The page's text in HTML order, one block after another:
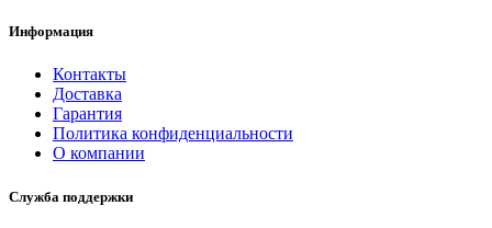
Информация
Контакты
Доставка
Гарантия
Политика конфиденциальности
О компании
Служба поддержки